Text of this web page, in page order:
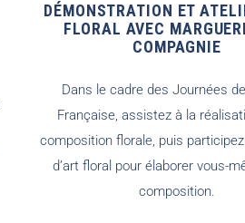
DÉMONSTRATION ET
FLORAL AVEC
COMPAGNIE
Dans le cadre des Journées
Française, assistez à la
composition florale, puis
d’art floral pour élaborer vous-
composition.